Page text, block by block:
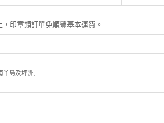
印章類訂單免順豐基本運費。
丫島及坪洲;